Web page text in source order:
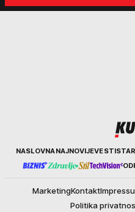
umetnik"
KurirNASLOVNANAJNOVIJEVESTI
MarketingKontakt
Politika